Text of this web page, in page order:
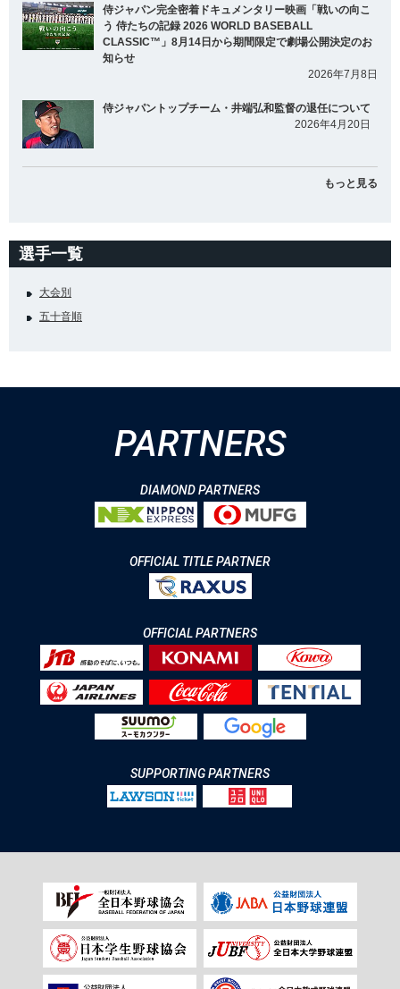
侍ジャパン完全密着ドキュメンタリー映画「戦いの向こ
う 侍たちの記録 2026 WORLD BASEBALL
CLASSIC™」8月14日から期間限定で劇場公開決定のお
知らせ
2026年7月8日
侍ジャパントップチーム・井端弘和監督の退任について
2026年4月20日
もっと見る
選手一覧
大会別
五十音順
PARTNERS
DIAMOND PARTNERS
OFFICIAL TITLE PARTNER
OFFICIAL PARTNERS
SUPPORTING PARTNERS